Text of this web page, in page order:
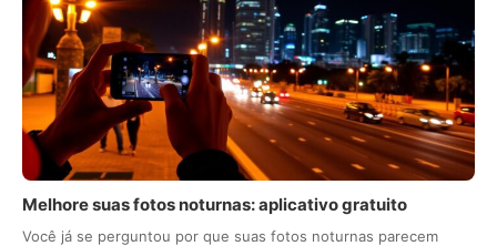
Melhore suas fotos noturnas: aplicativo gratuito
Você já se perguntou por que suas fotos noturnas parecem